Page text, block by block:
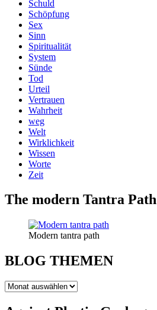
Schuld
Schöpfung
Sex
Sinn
Spiritualität
System
Sünde
Tod
Urteil
Vertrauen
Wahrheit
weg
Welt
Wirklichkeit
Wissen
Worte
Zeit
The modern Tantra Path
Modern tantra path
BLOG THEMEN
BLOG